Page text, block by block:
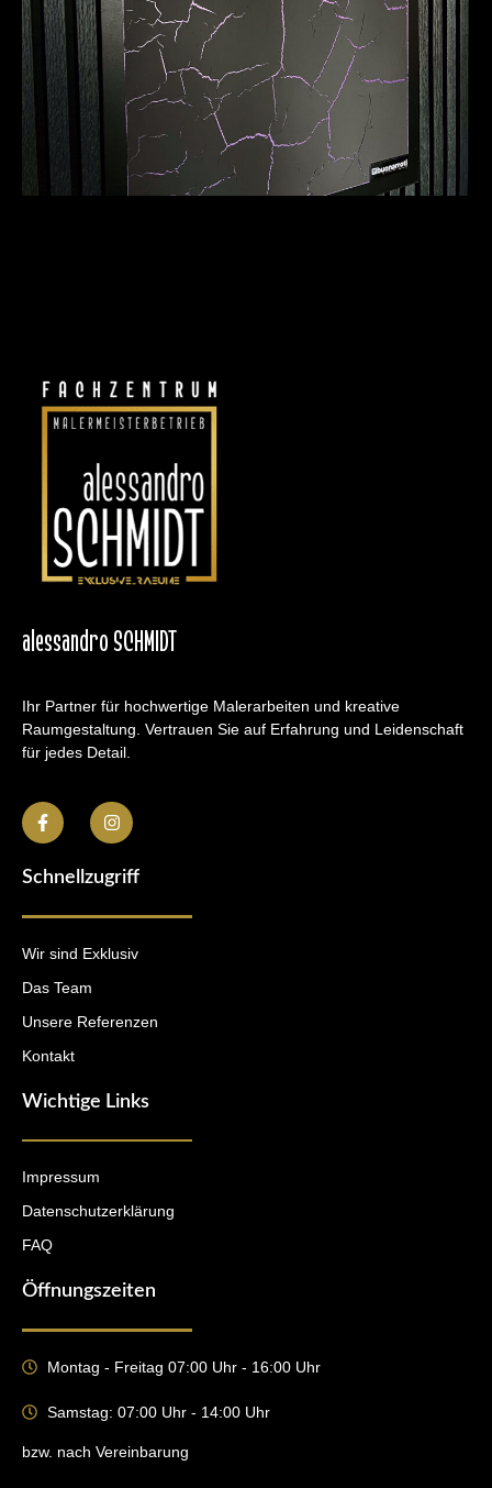
alessandro SCHMIDT
Ihr Partner für hochwertige Malerarbeiten und kreative
Raumgestaltung. Vertrauen Sie auf Erfahrung und Leidenschaft
für jedes Detail.
Schnellzugriff
Wir sind Exklusiv
Das Team
Unsere Referenzen
Kontakt
Wichtige Links
Impressum
Datenschutzerklärung
FAQ
Öffnungszeiten
Montag - Freitag 07:00 Uhr - 16:00 Uhr
Samstag: 07:00 Uhr - 14:00 Uhr
bzw. nach Vereinbarung